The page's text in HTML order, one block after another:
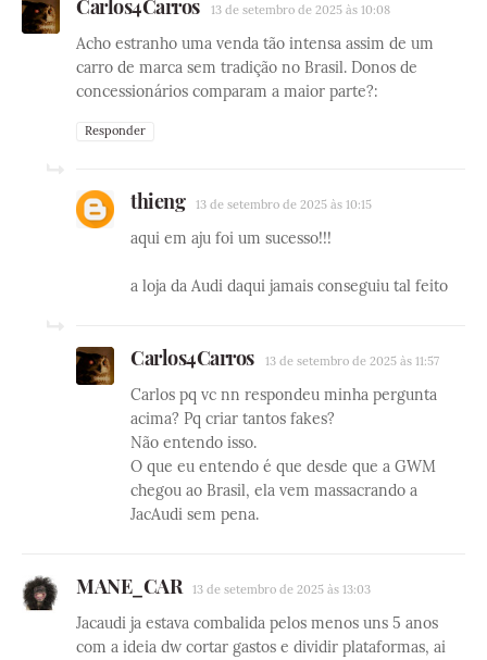
Carlos4Carros 13 de setembro de 2025 às 10:08
Acho estranho uma venda tão intensa assim de um
carro de marca sem tradição no Brasil. Donos de
concessionários comparam a maior parte?:
Responder
thieng 13 de setembro de 2025 às 10:15
aqui em aju foi um sucesso!!!
a loja da Audi daqui jamais conseguiu tal feito
Carlos4Carros 13 de setembro de 2025 às 11:57
Carlos pq vc nn respondeu minha pergunta
acima? Pq criar tantos fakes?
Não entendo isso.
O que eu entendo é que desde que a GWM
chegou ao Brasil, ela vem massacrando a
JacAudi sem pena.
MANE_CAR 13 de setembro de 2025 às 13:03
Jacaudi ja estava combalida pelos menos uns 5 anos
com a ideia dw cortar gastos e dividir plataformas, ai